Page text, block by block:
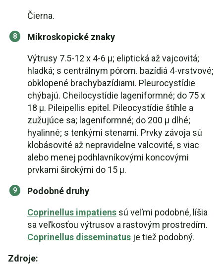
Čierna.
Mikroskopické znaky
Výtrusy 7.5-12 x 4-6 µ; eliptická až vajcovitá;
hladká; s centrálnym pórom. bazídiá 4-vrstvové;
obklopené brachybazídiami. Pleurocystídie
chýbajú. Cheilocystídie lageniformné; do 75 x
18 µ. Pileipellis epitel. Pileocystídie štíhle a
zužujúce sa; lageniformné; do 200 µ dlhé;
hyalinné; s tenkými stenami. Prvky závoja sú
klobásovité až nepravidelne valcovité, s viac
alebo menej podhlavníkovými koncovými
prvkami širokými do 15 µ.
Podobné druhy
Coprinellus impatiens sú veľmi podobné, líšia
sa veľkosťou výtrusov a rastovým prostredím.
Coprinellus disseminatus je tiež podobný.
Zdroje: